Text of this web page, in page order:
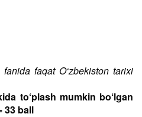
faqat O‘zbekiston tarixi
to‘plash mumkin bo‘lgan
33 ball